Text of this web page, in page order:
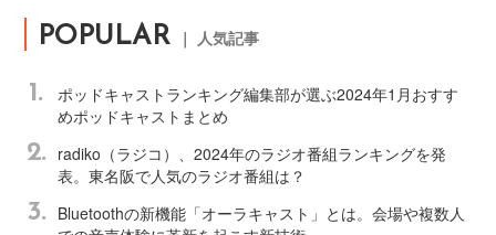
POPULAR ｜ 人気記事
1.
ポッドキャストランキング編集部が選ぶ2024年1月おすす
めポッドキャストまとめ
2.
radiko（ラジコ）、2024年のラジオ番組ランキングを発
表。東名阪で人気のラジオ番組は？
3.
Bluetoothの新機能「オーラキャスト」とは。会場や複数人